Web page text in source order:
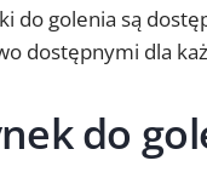
do golenia są
dostępnymi dla
do